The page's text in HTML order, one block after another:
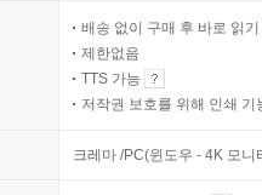
배송 없이 구매 후 바로 읽기
제한없음
TTS 가능
저작권 보호를 위해 인쇄 기
크레마 /PC(윈도우 - 4K 모